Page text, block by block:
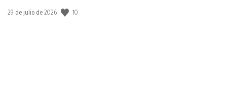
Fecha
29 de julio de 2026 10